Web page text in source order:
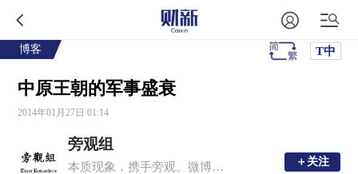
博客 T中
中原王朝的军事盛衰
2014年01月27日 01:14
旁观组
本质现象，携手旁观。微博：@旁观组 ＋关注
＋关注